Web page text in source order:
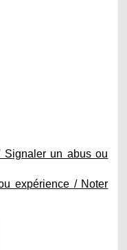
Signaler un abus ou
expérience / Noter